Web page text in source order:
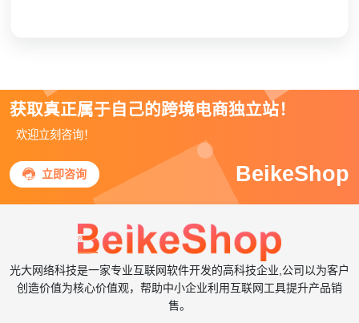
获取真正属于自己的跨境电商独立站！
欢迎立刻咨询！
 立即咨询 BeikeShop
光大网络科技是一家专业互联网软件开发的高科技企业,公司以为客户
创造价值为核心价值观，帮助中小企业利用互联网工具提升产品销
售。